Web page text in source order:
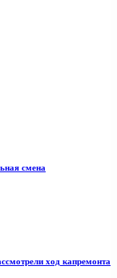
смена
ход капремонта